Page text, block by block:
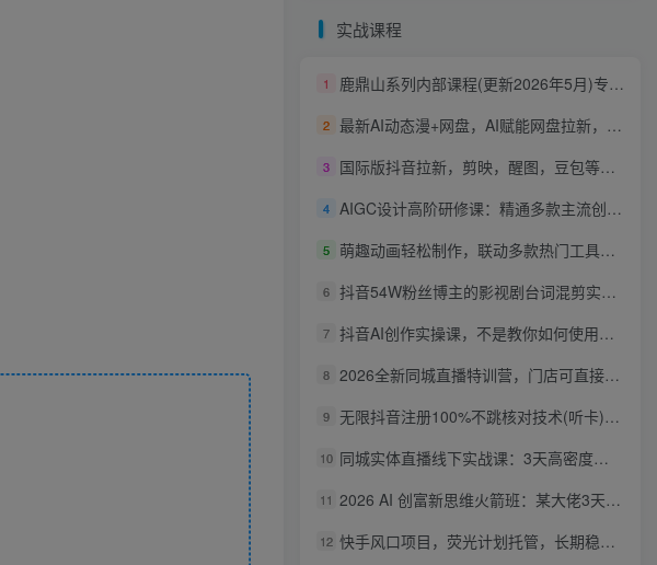
实战课程
1 鹿鼎山系列内部课程(更新2026年5月)专注缠论教学，行情分析、学习答疑、机会提示、实操讲解
2 最新AI动态漫+网盘，AI赋能网盘拉新，几秒一条拉爆收益
3 国际版抖音拉新，剪映，醒图，豆包等多玩法教程，长期可做的项目，轻松日入四位数，深度揭秘玩法，干就完了
4 AIGC设计高阶研修课：精通多款主流创作工具，从出图建模到模型训练全面进阶
5 萌趣动画轻松制作，联动多款热门工具实操，手把手打造可爱胖橘猫趣味动画
6 抖音54W粉丝博主的影视剧台词混剪实战课，解锁抖音伙伴计划+精选独家收益，新手零门槛上手
7 抖音AI创作实操课，不是教你如何使用智能体而是教你如何利用智能体变现(更新5月)
8 2026全新同城直播特训营，门店可直接套用的落地方法，助力实体商家打通线上同城流量渠道
9 无限抖音注册100%不跳核对技术(听卡)，有需要自测，不保证百分百
10 同城实体直播线下实战课：3天高密度教学，1V1定制货盘话术快速实现同城爆店
11 2026 AI 创富新思维火箭班：某大佬3天私房课，一人公司实体获客商机洞察
12 快手风口项目，荧光计划托管，长期稳定，适合批量做